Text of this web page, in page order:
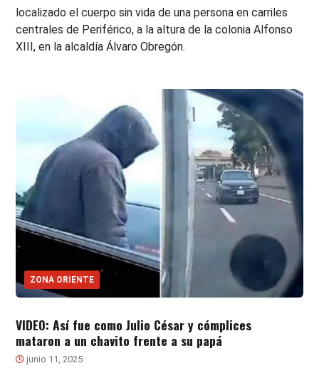
localizado el cuerpo sin vida de una persona en carriles
centrales de Periférico, a la altura de la colonia Alfonso
XIII, en la alcaldía Álvaro Obregón.
ZONA ORIENTE
VIDEO: Así fue como Julio César y cómplices
mataron a un chavito frente a su papá
junio 11, 2025